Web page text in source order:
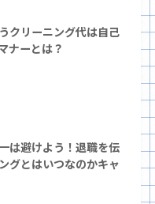
クリーニング代は自己
ナーとは？
は避けよう！退職を伝
グとはいつなのかキャ